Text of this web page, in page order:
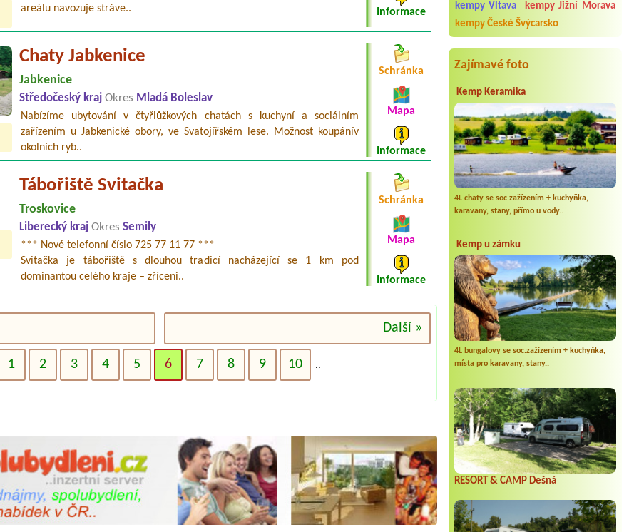
Termín od 2026-08-10 | Autokemp
Babylon
kempy Vltava
kempy Jižní Morava
kempy České Švýcarsko
Zajímavé foto
Kemp Keramika
4L chaty se soc.zažízením + kuchyňka,
karavany, stany, přímo u vody..
Kemp u zámku
4L bungalovy se soc.zažízením + kuchyňka,
místa pro karavany, stany..
RESORT & CAMP Dešná
areálu navozuje stráve..
Informace
Chaty Jabkenice
Jabkenice
Středočeský krajOkres Mladá Boleslav
Nabízíme ubytování v čtyřlůžkových chatách s kuchyní a sociálním
zařízením u Jabkenické obory, ve Svatojířském lese. Možnost koupánív
okolních ryb..
Schránka
Mapa
Informace
Tábořiště Svitačka
Troskovice
Liberecký krajOkres Semily
*** Nové telefonní číslo 725 77 11 77 ***
Svitačka je tábořiště s dlouhou tradicí nacházející se 1 km pod
dominantou celého kraje – zříceni..
Schránka
Mapa
Informace
Další »
1 2 3 4 5 6 7 8 9 10 ..